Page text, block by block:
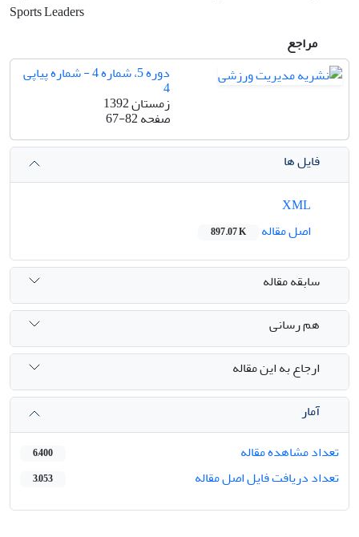
Sports Leaders
مراجع
دوره 5، شماره 4 - شماره پیاپی
4
زمستان 1392
صفحه67-82
فایل ها
اصل مقاله
897.07 K
سابقه مقاله
هم رسانی
ارجاع به این مقاله
آمار
تعداد مشاهده مقاله
6,400
تعداد دریافت فایل اصل مقاله 3,053